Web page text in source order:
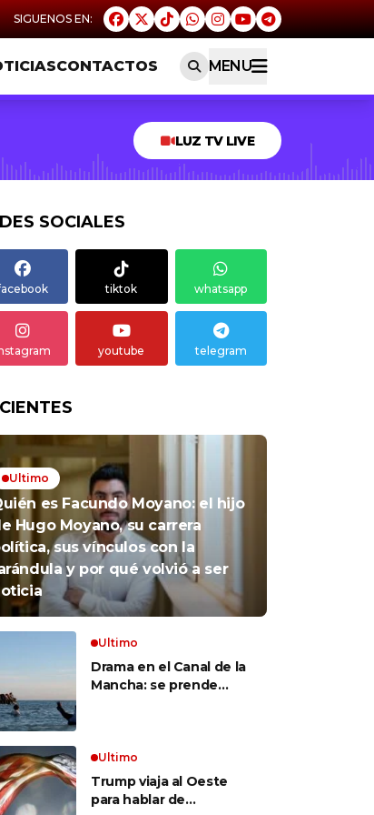
CONTACTOS MENU
LUZ TV LIVE
SOCIALES
tiktok whatsapp
youtube telegram
Ultimo
es Facundo Moyano: el hijo
Hugo Moyano, su carrera
sus vínculos con la
y por qué volvió a ser
Ultimo
Drama en el Canal de la
Mancha: se prende
Ultimo
Trump viaja al Oeste
para hablar de